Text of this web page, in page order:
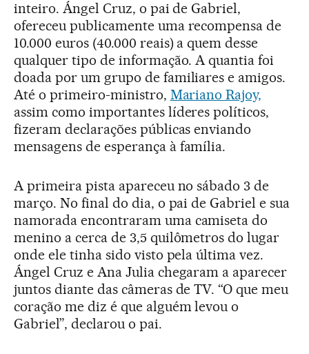
inteiro. Ángel Cruz, o pai de Gabriel,
ofereceu publicamente uma recompensa de
10.000 euros (40.000 reais) a quem desse
qualquer tipo de informação. A quantia foi
doada por um grupo de familiares e amigos.
Até o primeiro-ministro, Mariano Rajoy,
assim como importantes líderes políticos,
fizeram declarações públicas enviando
mensagens de esperança à família.
A primeira pista apareceu no sábado 3 de
março. No final do dia, o pai de Gabriel e sua
namorada encontraram uma camiseta do
menino a cerca de 3,5 quilômetros do lugar
onde ele tinha sido visto pela última vez.
Ángel Cruz e Ana Julia chegaram a aparecer
juntos diante das câmeras de TV. “O que meu
coração me diz é que alguém levou o
Gabriel”, declarou o pai.